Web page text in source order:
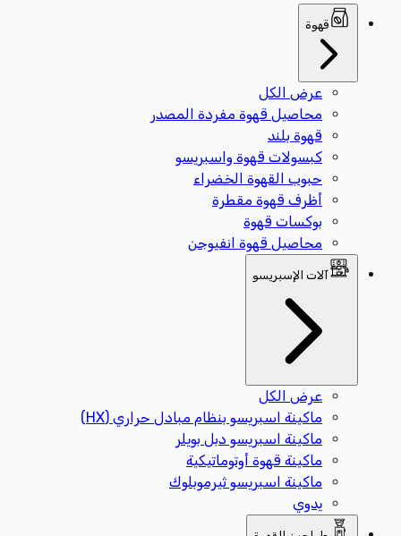
قهوة
عرض الكل
محاصيل قهوة مفردة المصدر
قهوة بلند
كبسولات قهوة واسبريسو
حبوب القهوة الخضراء
أظرف قهوة مقطرة
بوكسات قهوة
محاصيل قهوة انفيوجن
آلات الإسبريسو
عرض الكل
ماكينة اسبريسو بنظام مبادل حراري (HX)
ماكينة اسبريسو دبل بويلر
ماكينة قهوة أوتوماتيكية
ماكينة اسبريسو ثيرموبلوك
يدوي